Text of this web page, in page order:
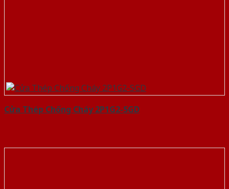
Cửa Thép Chống Cháy 2P1G2-SGD